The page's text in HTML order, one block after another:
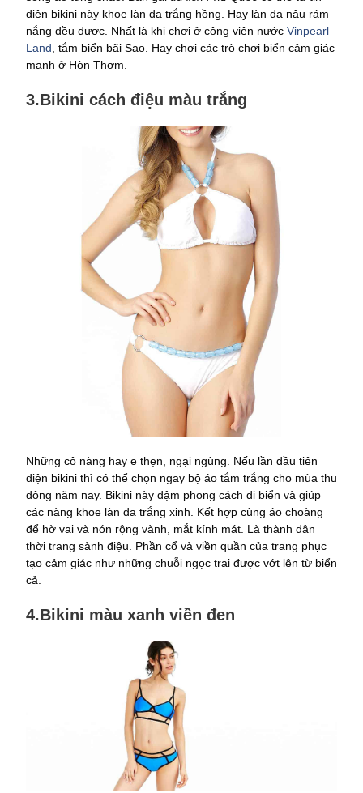
diện bikini này khoe làn da trắng hồng. Hay làn da nâu rám
nắng đều được. Nhất là khi chơi ở công viên nước Vinpearl
Land , tắm biển bãi Sao. Hay chơi các trò chơi biển cảm giác
mạnh ở Hòn Thơm.
3.Bikini cách điệu màu trắng
Những cô nàng hay e thẹn, ngại ngùng. Nếu lần đầu tiên
diện bikini thì có thể chọn ngay bộ áo tắm trắng cho mùa thu
đông năm nay. Bikini này đậm phong cách đi biển và giúp
các nàng khoe làn da trắng xinh. Kết hợp cùng áo choàng
để hờ vai và nón rộng vành, mắt kính mát. Là thành dân
thời trang sành điệu. Phần cổ và viền quần của trang phục
tạo cảm giác như những chuỗi ngọc trai được vớt lên từ biển
cả.
4.Bikini màu xanh viền đen